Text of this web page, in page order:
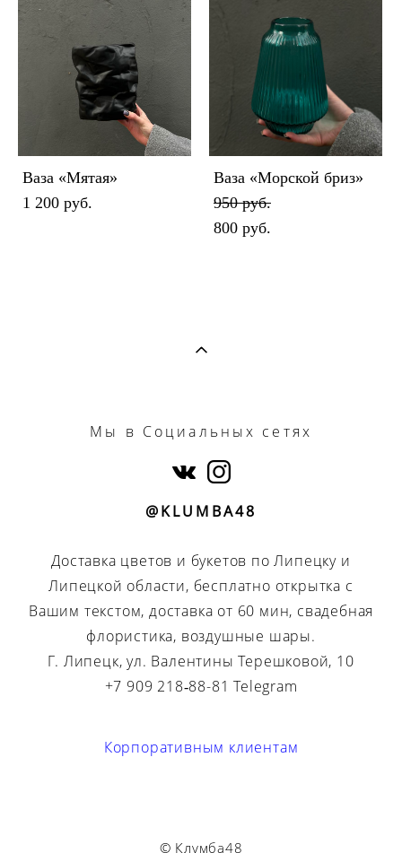
Ваза «Мятая»
1 200 pуб.
Ваза «Морской бриз»
950 pуб.
800 pуб.
Мы в Социальных сетях
@KLUMBA48
Доставка цветов и букетов по Липецку и
Липецкой области, бесплатно открытка с
Вашим текстом, доставка от 60 мин, свадебная
флористика, воздушные шары.
Г. Липецк, ул. Валентины Терешковой, 10
+7 909 218‑88-81 Telegram
Корпоративным клиентам
© Клумба48